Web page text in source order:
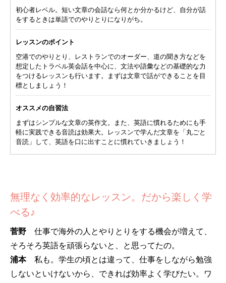
初心者レベル。短い文章の会話なら何とか分かるけど、自分が話
をするときは単語でのやりとりになりがち。
レッスンのポイント
空港でのやりとり、レストランでのオーダー、道の聞き方などを
想定したトラベル英会話を中心に、文法や語彙などの基礎的な力
をつけるレッスンも行います。まずは文章で話ができることを目
標としましょう！
オススメの自習法
まずはシンプルな文章の英作文。また、英語に慣れるためにも手
軽に実践できる音読は効果大。レッスンで学んだ文章を「丸ごと
音読」して、英語を口に出すことに慣れていきましょう！
無理なく効率的なレッスン。だから楽しく学
べる♪
菅野 仕事で海外の人とやりとりをする機会が増えて、
そろそろ英語を頑張らないと、と思ってたの。
浦本私も。学生の頃とは違って、仕事をしながら勉強
しないといけないから、できれば効率よく学びたい。ワ